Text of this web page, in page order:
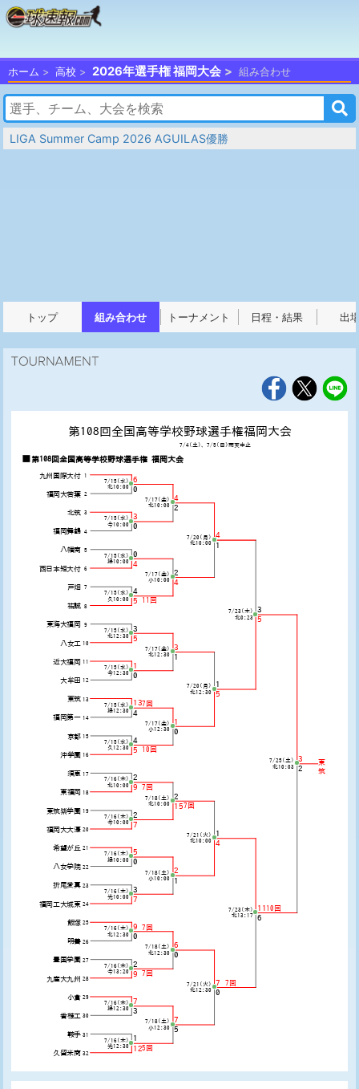
ホーム 高校 2026年選手権 福岡大会 組み合わせ
LIGA Summer Camp 2026 AGUILAS優勝
トップ 組み合わせ トーナメント 日程・結果 出